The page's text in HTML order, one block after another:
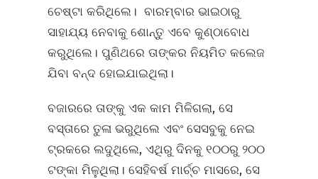
ଚେଷ୍ଟା କରିଥିଲେ। ବାରମ୍ବାର ଭାଇଠାରୁ
ସାହାଯ୍ୟ ନେବାକୁ ଶୋନ୍ତୁ ଏବେ କୁଣ୍ଠାବୋଧ
କରୁଥିଲେ। ପୁଣିଥରେ ତାଙ୍କର ନିୟମିତ କଲେଜ
ଯିବା ବନ୍ଦ ହୋଇଯାଇଥିଲା।
ବଜାରରେ ତାଙ୍କୁ ଏକ କାମ ମିଳିଗଲା, ସେ
ବସ୍ତାରେ ତୁଳା ଭରୁଥିଲେ ଏବଂ ସେସବୁକୁ ନେଇ
ଟ୍ରକରେ ଲଦୁଥିଲେ, ଏଥିରୁ ଦିନକୁ ୧୦୦ରୁ ୨୦୦
ଟଙ୍କା ମିଳୁଥିଲା। ସେହିବର୍ଷ ମାର୍ଚ୍ଚ ମାସରେ, ସେ